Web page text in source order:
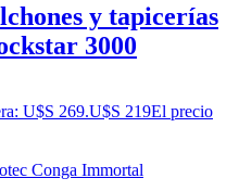
y tapicerías
3000
U$S 269.U$S 219El precio